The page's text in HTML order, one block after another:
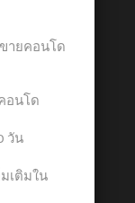
ายคอนโด
อนโด
วัน
เติมใน